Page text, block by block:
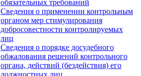
обязательных требований
Сведения о применении контрольным
органом мер стимулирования
добросовестности контролируемых
лиц
Сведения о порядке досудебного
обжалования решений контрольного
органа, действий (бездействия) его
должностных лиц